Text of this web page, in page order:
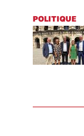
POLITIQUE